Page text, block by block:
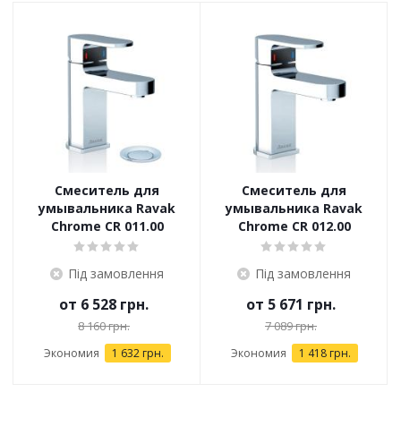
Смеситель для
умывальника Ravak
Chrome CR 011.00
Під замовлення
от 6 528 грн.
8 160 грн.
Экономия 1 632 грн.
Смеситель для
умывальника Ravak
Chrome CR 012.00
Під замовлення
от 5 671 грн.
7 089 грн.
Экономия 1 418 грн.